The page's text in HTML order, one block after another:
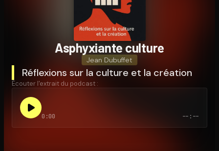
Asphyxiante culture
Jean Dubuffet
Réflexions sur la culture et la création
Écouter l'extrait du podcast :
0:00 --:--